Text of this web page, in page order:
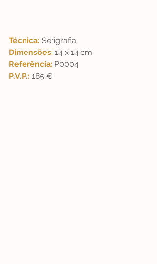
Técnica: Serigrafia
Dimensões: 14 x 14 cm
Referência: P0004
P.V.P.: 185 €